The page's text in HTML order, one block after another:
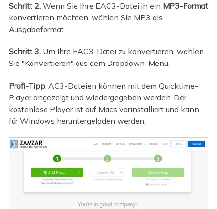
Schritt 2. Wenn Sie Ihre EAC3-Datei in ein MP3-Format
konvertieren möchten, wählen Sie MP3 als
Ausgabeformat.
Schritt 3. Um Ihre EAC3-Datei zu konvertieren, wählen
Sie "Konvertieren" aus dem Dropdown-Menü.
Profi-Tipp. AC3-Dateien können mit dem Quicktime-
Player angezeigt und wiedergegeben werden. Der
kostenlose Player ist auf Macs vorinstalliert und kann
für Windows heruntergeladen werden.